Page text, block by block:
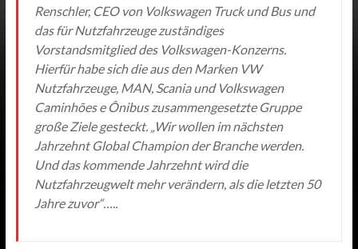
Renschler, CEO von Volkswagen Truck und Bus und
das für Nutzfahrzeuge zuständiges
Vorstandsmitglied des Volkswagen-Konzerns.
Hierfür habe sich die aus den Marken VW
Nutzfahrzeuge, MAN, Scania und Volkswagen
Caminhões e Ônibus zusammengesetzte Gruppe
große Ziele gesteckt. „Wir wollen im nächsten
Jahrzehnt Global Champion der Branche werden.
Und das kommende Jahrzehnt wird die
Nutzfahrzeugwelt mehr verändern, als die letzten 50
Jahre zuvor“…..